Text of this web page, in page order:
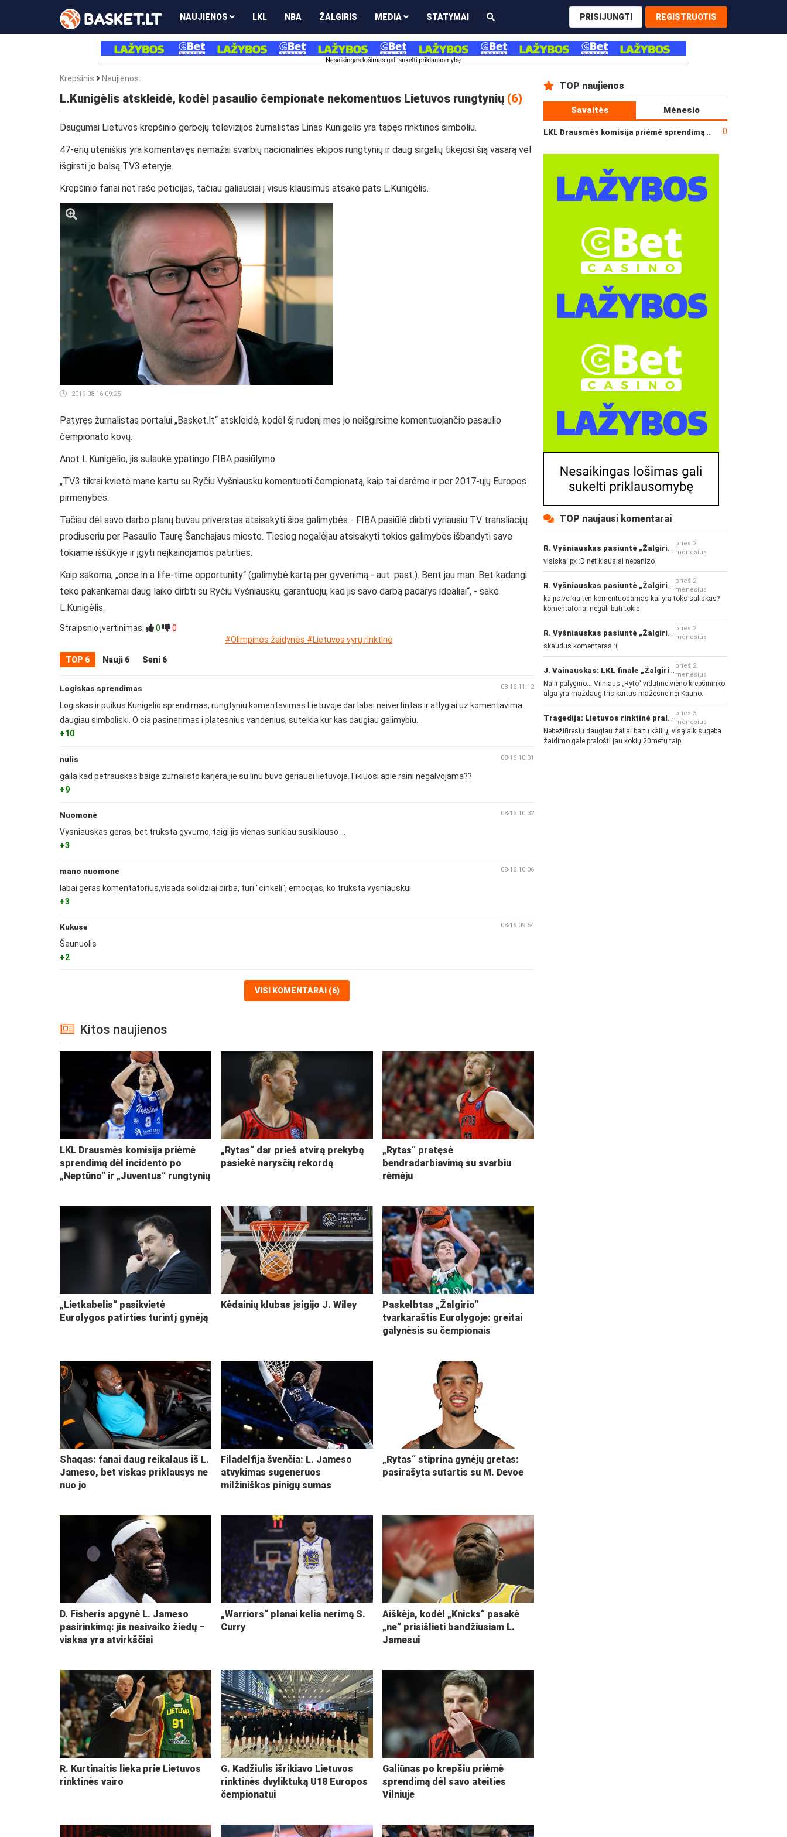
NAUJIENOS LKL NBA ŽALGIRIS MEDIA STATYMAI PRISIJUNGTI REGISTRUOTIS
Krepšinis Naujienos
L.Kunigėlis atskleidė, kodėl pasaulio čempionate nekomentuos Lietuvos rungtynių (6)
Daugumai Lietuvos krepšinio gerbėjų televizijos žurnalistas Linas Kunigėlis yra tapęs rinktinės simboliu.
47-erių uteniškis yra komentavęs nemažai svarbių nacionalinės ekipos rungtynių ir daug sirgalių tikėjosi šią vasarą vėl
išgirsti jo balsą TV3 eteryje.
Krepšinio fanai net rašė peticijas, tačiau galiausiai į visus klausimus atsakė pats L.Kunigėlis.
2019-08-16 09:25
Patyręs žurnalistas portalui „Basket.lt“ atskleidė, kodėl šį rudenį mes jo neišgirsime komentuojančio pasaulio
čempionato kovų.
Anot L.Kunigėlio, jis sulaukė ypatingo FIBA pasiūlymo.
„TV3 tikrai kvietė mane kartu su Ryčiu Vyšniausku komentuoti čempionatą, kaip tai darėme ir per 2017-ųjų Europos
pirmenybes.
Tačiau dėl savo darbo planų buvau priverstas atsisakyti šios galimybės - FIBA pasiūlė dirbti vyriausiu TV transliacijų
prodiuseriu per Pasaulio Taurę Šanchajaus mieste. Tiesiog negalėjau atsisakyti tokios galimybės išbandyti save
tokiame iššūkyje ir įgyti neįkainojamos patirties.
Kaip sakoma, „once in a life-time opportunity“ (galimybė kartą per gyvenimą - aut. past.). Bent jau man. Bet kadangi
teko pakankamai daug laiko dirbti su Ryčiu Vyšniausku, garantuoju, kad jis savo darbą padarys idealiai“, - sakė
L.Kunigėlis.
Straipsnio įvertinimas: 0
0
#Olimpinės žaidynės #Lietuvos vyrų rinktinė
TOP 6 Nauji 6 Seni 6
Logiskas sprendimas 08-16 11:12
Logiskas ir puikus Kunigelio sprendimas, rungtyniu komentavimas Lietuvoje dar labai neivertintas ir atlygiai uz komentavima
daugiau simboliski. O cia pasinerimas i platesnius vandenius, suteikia kur kas daugiau galimybiu.
+10
nulis 08-16 10:31
gaila kad petrauskas baige zurnalisto karjera,jie su linu buvo geriausi lietuvoje.Tikiuosi apie raini negalvojama??
+9
Nuomonė 08-16 10:32
Vysniauskas geras, bet truksta gyvumo, taigi jis vienas sunkiau susiklauso ...
+3
mano nuomone 08-16 10:06
labai geras komentatorius,visada solidziai dirba, turi "cinkeli", emocijas, ko truksta vysniauskui
+3
Kukuse 08-16 09:54
Šaunuolis
+2
VISI KOMENTARAI (6)
Kitos naujienos
LKL Drausmės komisija priėmė
sprendimą dėl incidento po
„Neptūno“ ir „Juventus“ rungtynių
„Rytas“ dar prieš atvirą prekybą
pasiekė narysčių rekordą
„Rytas“ pratęsė
bendradarbiavimą su svarbiu
rėmėju
„Lietkabelis“ pasikvietė
Eurolygos patirties turintį gynėją
Kėdainių klubas įsigijo J. Wiley
Paskelbtas „Žalgirio“
tvarkaraštis Eurolygoje: greitai
galynėsis su čempionais
Shaqas: fanai daug reikalaus iš L.
Jameso, bet viskas priklausys ne
nuo jo
Filadelfija švenčia: L. Jameso
atvykimas sugeneruos
milžiniškas pinigų sumas
„Rytas“ stiprina gynėjų gretas:
pasirašyta sutartis su M. Devoe
D. Fisheris apgynė L. Jameso
pasirinkimą: jis nesivaiko žiedų –
viskas yra atvirkščiai
„Warriors“ planai kelia nerimą S.
Curry
Aiškėja, kodėl „Knicks“ pasakė
„ne“ prisišlieti bandžiusiam L.
Jamesui
R. Kurtinaitis lieka prie Lietuvos
rinktinės vairo
G. Kadžiulis išrikiavo Lietuvos
rinktinės dvyliktuką U18 Europos
čempionatui
Galiūnas po krepšiu priėmė
sprendimą dėl savo ateities
Vilniuje
TOP naujienos
Savaitės Mėnesio
0
TOP naujausi komentarai
prieš 2
mėnesius
visiskai px :D net kiausiai nepanizo
prieš 2
mėnesius
ka jis veikia ten komentuodamas kai yra toks saliskas?
komentatoriai negali buti tokie
prieš 2
mėnesius
skaudus komentaras :(
prieš 2
mėnesius
Na ir palygino... Vilniaus „Ryto“ vidutinė vieno krepšininko
alga yra maždaug tris kartus mažesnė nei Kauno
„Žalgirio“... Mokama už sugebėjimus... Nėra pinigų - nėra
gerų žaidėjų...
prieš 5
mėnesius
Nebežiūrėsiu daugiau žaliai baltų kailių, visąlaik sugeba
žaidimo gale pralošti jau kokių 20metų taip